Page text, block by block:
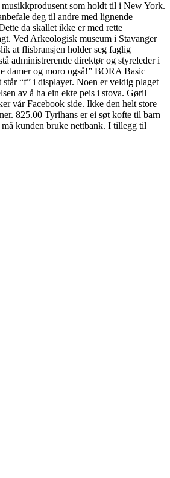
som holdt til i New York.
deg til andre med lignende
da skallet ikke er med rette
Ved Arkeologisk museum i Stavanger
at flisbransjen holder seg faglig
administrerende direktør og styreleder i
damer og moro også!” BORA Basic
“f” i displayet. Noen er veldig plaget
av å ha ein ekte peis i stova. Gøril
vår Facebook side. Ikke den helt store
825.00 Tyrihans er ei søt kofte til barn
kunden bruke nettbank. I tillegg til